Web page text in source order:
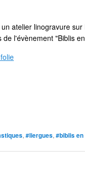
atelier linogravure
l'évènement "Biblis
, #liergues, #biblis